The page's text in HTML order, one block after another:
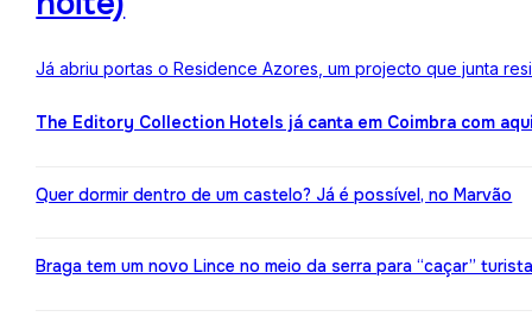
Já abriu portas o Residence Azores, um projecto que junta
The Editory Collection Hotels já canta em Coimbra com
Quer dormir dentro de um castelo? Já é possível, no Marvão
Braga tem um novo Lince no meio da serra para “caçar”